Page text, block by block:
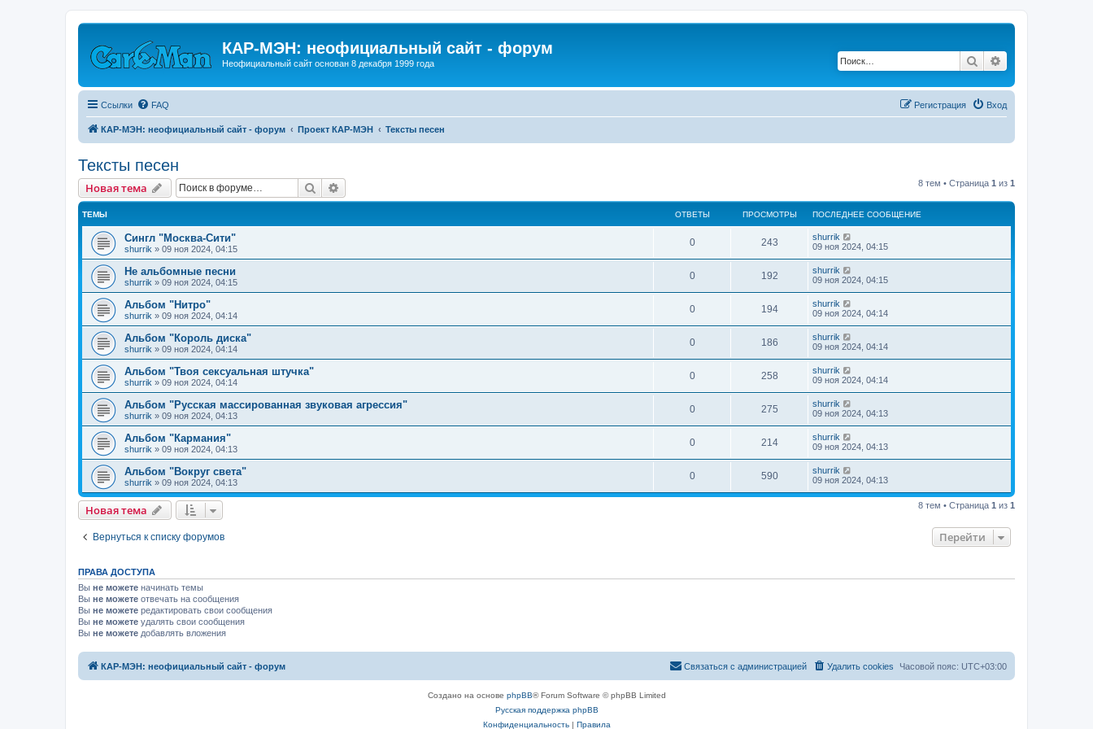
КАР-МЭН: неофициальный сайт - форум
Неофициальный сайт основан 8 декабря 1999 года Поиск
Ссылки FAQ Вход
Регистрация
КАР-МЭН: неофициальный сайт - форум Проект КАР-МЭН Тексты песен
Тексты песен
Новая тема Поиск 8 тем • Страница 1 из 1
ТЕМЫ ОТВЕТЫ ПРОСМОТРЫ ПОСЛЕДНЕЕ СООБЩЕНИЕ
Сингл "Москва-Сити"
shurrik » 09 ноя 2024, 04:15
0 243
shurrik
09 ноя 2024, 04:15
Не альбомные песни
shurrik » 09 ноя 2024, 04:15
0 192
shurrik
09 ноя 2024, 04:15
Альбом "Нитро"
shurrik » 09 ноя 2024, 04:14
0 194
shurrik
09 ноя 2024, 04:14
Альбом "Король диска"
shurrik » 09 ноя 2024, 04:14
0 186
shurrik
09 ноя 2024, 04:14
Альбом "Твоя сексуальная штучка"
shurrik » 09 ноя 2024, 04:14
0 258
shurrik
09 ноя 2024, 04:14
Альбом "Русская массированная звуковая агрессия"
shurrik » 09 ноя 2024, 04:13
0 275
shurrik
09 ноя 2024, 04:13
Альбом "Кармания"
shurrik » 09 ноя 2024, 04:13
0 214
shurrik
09 ноя 2024, 04:13
Альбом "Вокруг света"
shurrik » 09 ноя 2024, 04:13
0 590
shurrik
09 ноя 2024, 04:13
Новая тема 8 тем • Страница 1 из 1
Вернуться к списку форумов Перейти
ПРАВА ДОСТУПА
Вы не можете начинать темы
Вы не можете отвечать на сообщения
Вы не можете редактировать свои сообщения
Вы не можете удалять свои сообщения
Вы не можете добавлять вложения
КАР-МЭН: неофициальный сайт - форум Часовой пояс: UTC+03:00
Удалить cookies
Связаться с администрацией
Создано на основе phpBB® Forum Software © phpBB Limited
Русская поддержка phpBB
Конфиденциальность| Правила